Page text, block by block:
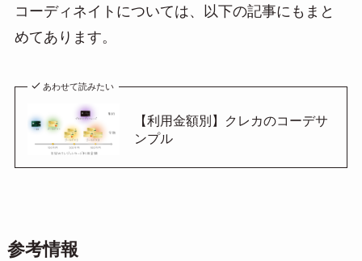
コーディネイトについては、以下の記事にもまと
めてあります。
あわせて読みたい
【利用金額別】クレカのコーデサ
ンプル
参考情報